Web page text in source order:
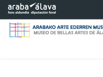
Saltar al contenido principal